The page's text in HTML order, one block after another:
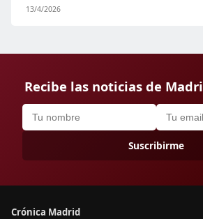
13/4/2026
Recibe las noticias de
Suscribirme
Crónica Madrid